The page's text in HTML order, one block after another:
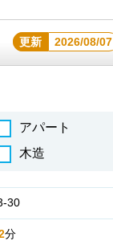
更新 2026/08/07
アパート
木造
30
分